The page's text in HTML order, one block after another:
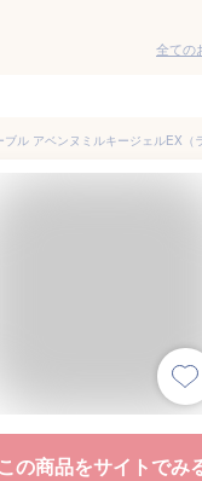
全ての
この商品をサイトでみ